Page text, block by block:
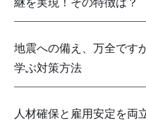
地震への備え、万全です
学ぶ対策方法
人材確保と雇用安定を両